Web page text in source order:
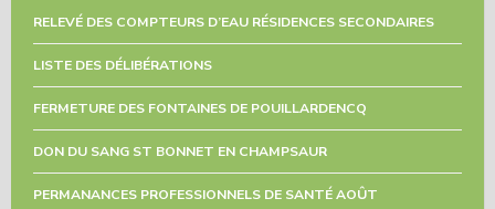
RELEVÉ DES COMPTEURS D’EAU RÉSIDENCES SECONDAIRES
LISTE DES DÉLIBÉRATIONS
FERMETURE DES FONTAINES DE POUILLARDENCQ
DON DU SANG ST BONNET EN CHAMPSAUR
PERMANANCES PROFESSIONNELS DE SANTÉ AOÛT